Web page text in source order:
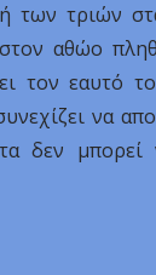
των τριών
αθώο
τον εαυτό
να
δεν μπορεί